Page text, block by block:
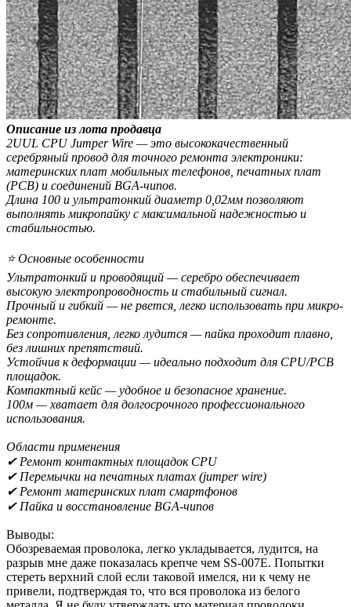
Описание из лота продавца
2UUL CPU Jumper Wire — это высококачественный
серебряный провод для точного ремонта электроники:
материнских плат мобильных телефонов, печатных плат
(PCB) и соединений BGA-чипов.
Длина 100 и ультратонкий диаметр 0,02мм позволяют
выполнять микропайку с максимальной надежностью и
стабильностью.
⭐ Основные особенности
Ультратонкий и проводящий — серебро обеспечивает
высокую электропроводность и стабильный сигнал.
Прочный и гибкий — не рвется, легко использовать при микро-
ремонте.
Без сопротивления, легко лудится — пайка проходит плавно,
без лишних препятствий.
Устойчив к деформации — идеально подходит для CPU/PCB
площадок.
Компактный кейс — удобное и безопасное хранение.
100м — хватает для долгосрочного профессионального
использования.
Области применения
✔ Ремонт контактных площадок CPU
✔ Перемычки на печатных платах (jumper wire)
✔ Ремонт материнских плат смартфонов
✔ Пайка и восстановление BGA-чипов
Выводы:
Обозреваемая проволока, легко укладывается, лудится, на
разрыв мне даже показалась крепче чем SS-007E. Попытки
стереть верхний слой если таковой имелся, ни к чему не
привели, подтверждая то, что вся проволока из белого